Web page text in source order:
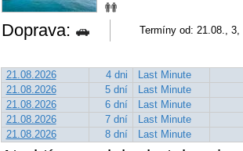
Doprava: Termíny od: 21.08.,
21.08.2026 4 dni
Last Minute
21.08.2026
5 dní
Last Minute
21.08.2026
6 dní
Last Minute
21.08.2026
7 dní
Last Minute
21.08.2026
8 dní Last Minute